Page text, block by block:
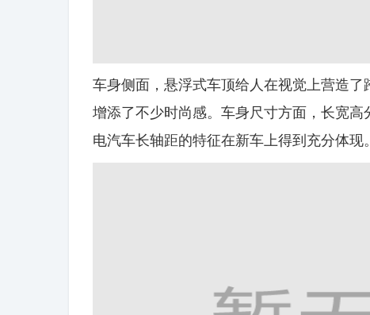
车身侧面，悬浮式车顶给人在视觉上营造
增添了不少时尚感。车身尺寸方面，长宽高
电汽车长轴距的特征在新车上得到充分体现。